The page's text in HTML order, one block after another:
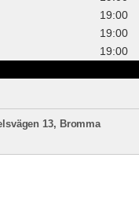
19:00
19:00
19:00
13, Bromma